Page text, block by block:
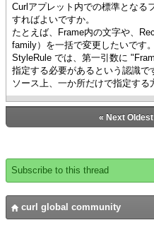
Curlアプレット内での標準となる
すればよいですか。
たとえば、Frame内の文字や、
family）を一括で変更したいです。
StyleRule では、第一引数に
指定する必要があるという認識で
ソース上、一か所だけで指定する
« Next Oldest|
Subscribe to this thread
curl global community